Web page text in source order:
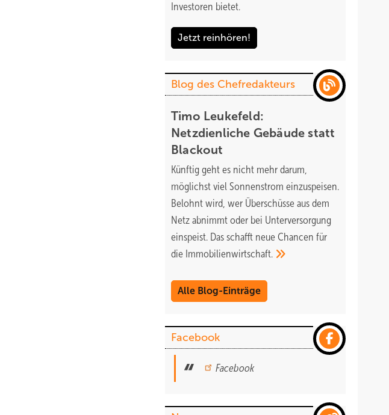
Investoren bietet.
Jetzt reinhören!
Blog des Chefredakteurs
Timo Leukefeld:
Netzdienliche Gebäude statt
Blackout
Künftig geht es nicht mehr darum,
möglichst viel Sonnenstrom einzuspeisen.
Belohnt wird, wer Überschüsse aus dem
Netz abnimmt oder bei Unterversorgung
einspeist. Das schafft neue Chancen für
die Immobilienwirtschaft.
Alle Blog-Einträge
Facebook
Facebook